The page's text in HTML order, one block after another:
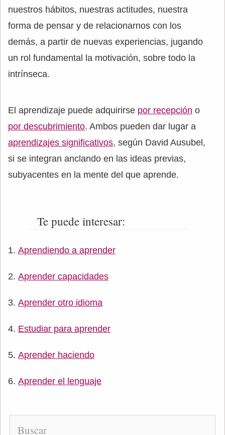
nuestros hábitos, nuestras actitudes, nuestra
forma de pensar y de relacionarnos con los
demás, a partir de nuevas experiencias, jugando
un rol fundamental la motivación, sobre todo la
intrínseca.
El aprendizaje puede adquirirse por recepción o
por descubrimiento. Ambos pueden dar lugar a
aprendizajes significativos, según David Ausubel,
si se integran anclando en las ideas previas,
subyacentes en la mente del que aprende.
Te puede interesar:
Aprendiendo a aprender
Aprender capacidades
Aprender otro idioma
Estudiar para aprender
Aprender haciendo
Aprender el lenguaje
Buscar